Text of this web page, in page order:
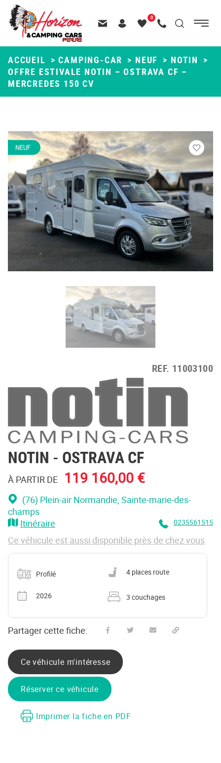
Passer
contenu
Menu
principal
Menu
Recherche
0
ACCUEIL > CAMPING-CAR > NEUF > NOTIN >
OFFRE ESTIVALE NOTIN – OSTRAVA CF –
MERCREDES 150 CV
NEUF
Veuillez
vous
REF. 11003100
NOTIN - OSTRAVA CF
À PARTIR DE 119 160,00 €
(76) Plein-air Normandie , Sainte-marie-des-
champs
Itinéraire
0235561515
Ce véhicule est aussi disponible près de chez vous
Catégorie
Profilé
Nombre de places carte grise
4 places route
Année
2026
Nombre de couchages
3 couchages
Partager cette fiche:
Ce véhicule m'intéresse
Réserver ce véhicule
Imprimer la fiche en PDF